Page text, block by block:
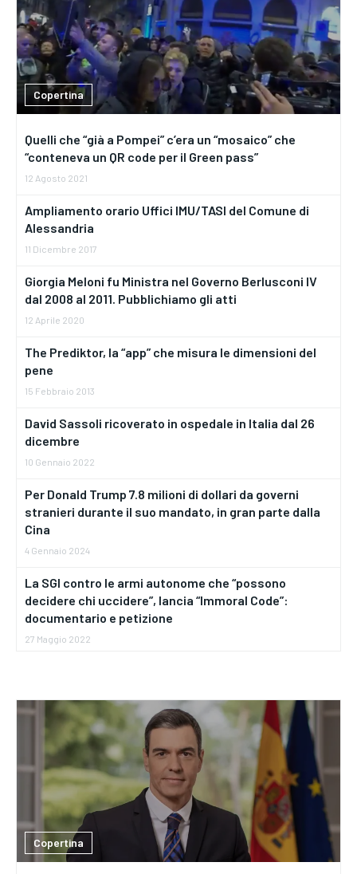
Copertina
Copertina
Quelli che “già a Pompei” c’era un “mosaico” che
“conteneva un QR code per il Green pass”
12 Agosto 2021
Ampliamento orario Uffici IMU/TASI del Comune di
Alessandria
11 Dicembre 2017
Giorgia Meloni fu Ministra nel Governo Berlusconi IV
dal 2008 al 2011. Pubblichiamo gli atti
12 Aprile 2020
The Prediktor, la “app” che misura le dimensioni del
pene
15 Febbraio 2013
David Sassoli ricoverato in ospedale in Italia dal 26
dicembre
10 Gennaio 2022
Per Donald Trump 7.8 milioni di dollari da governi
stranieri durante il suo mandato, in gran parte dalla
Cina
4 Gennaio 2024
La SGI contro le armi autonome che “possono
decidere chi uccidere”, lancia “Immoral Code”:
documentario e petizione
27 Maggio 2022